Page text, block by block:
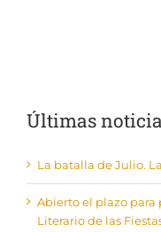
Últimas
La batalla de Julio.
Abierto el plazo para
Literario de las